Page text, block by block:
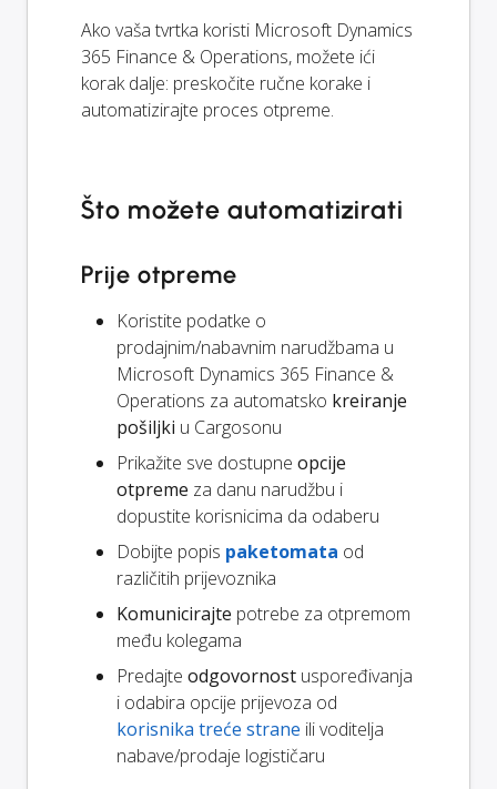
Ako vaša tvrtka koristi Microsoft Dynamics
365 Finance & Operations, možete ići
korak dalje: preskočite ručne korake i
automatizirajte proces otpreme.
Što možete automatizirati
Prije otpreme
Koristite podatke o
prodajnim/nabavnim narudžbama u
Microsoft Dynamics 365 Finance &
Operations za automatsko kreiranje
pošiljki u Cargosonu
Prikažite sve dostupne opcije
otpreme za danu narudžbu i
dopustite korisnicima da odaberu
Dobijte popis paketomata od
različitih prijevoznika
Komunicirajte potrebe za otpremom
među kolegama
Predajte odgovornost uspoređivanja
i odabira opcije prijevoza od
korisnika treće strane ili voditelja
nabave/prodaje logističaru